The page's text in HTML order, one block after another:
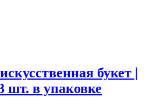
букет |
шт. в упаковке